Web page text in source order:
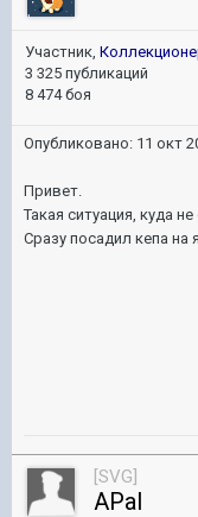
Участник,
3 325 публикаций
8 474 боя
Опубликовано: 11 окт
Привет.
Такая ситуация, куда
Сразу посадил кепа на
[SVG]
APal